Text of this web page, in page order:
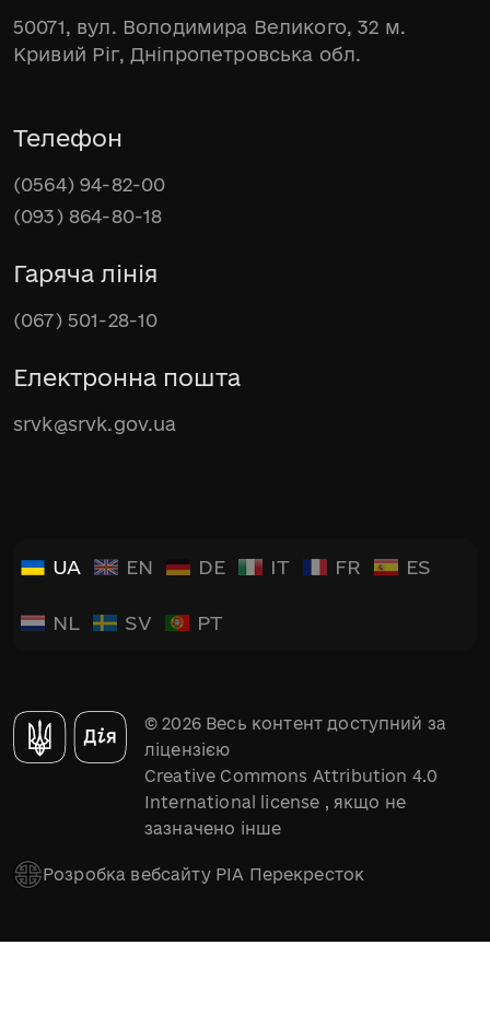
50071, вул. Володимира Великого, 32 м.
Кривий Ріг, Дніпропетровська обл.
Телефон
(0564) 94-82-00
(093) 864-80-18
Гаряча лінія
(067) 501-28-10
Електронна пошта
srvk@srvk.gov.ua
UA EN DE IT FR ES
NL SV PT
© 2026 Весь контент доступний за
ліцензією
Creative Commons Attribution 4.0
International license , якщо не
зазначено інше
Розробка вебсайту РІА Перекресток